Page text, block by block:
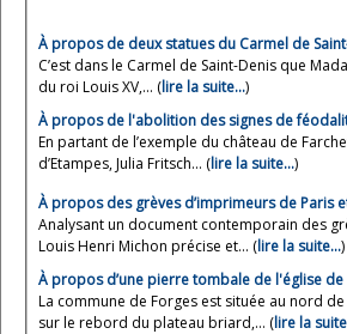
À propos de deux statues du Carmel de
C’est dans le Carmel de Saint-Denis que
du roi Louis XV,... (lire la suite…)
À propos de l'abolition des signes de
En partant de l’exemple du château de
d’Etampes, Julia Fritsch... (lire la suite…)
À propos des grèves d’imprimeurs de Paris
Analysant un document contemporain des
Louis Henri Michon précise et... (lire la suite…)
À propos d’une pierre tombale de l'église de
La commune de Forges est située au nord
sur le rebord du plateau briard,... (lire la